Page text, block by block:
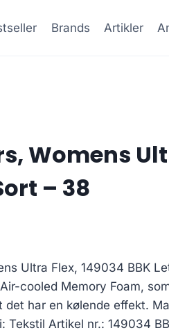
Brands Artikler
Womens
– 38
Ultra Flex, 149034 BBK
cooled Memory Foam,
det har en kølende effekt.
Tekstil Artikel nr.: 149034